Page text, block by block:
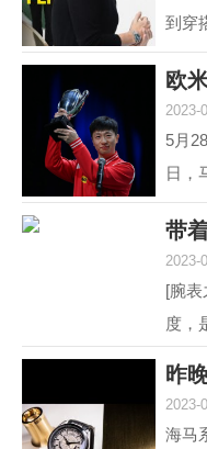
到穿
道 黑
就如
欧
2023-
5月
日，
协主
杯，
带
2023-
[腕
度，
茄
昨
2023-
海马